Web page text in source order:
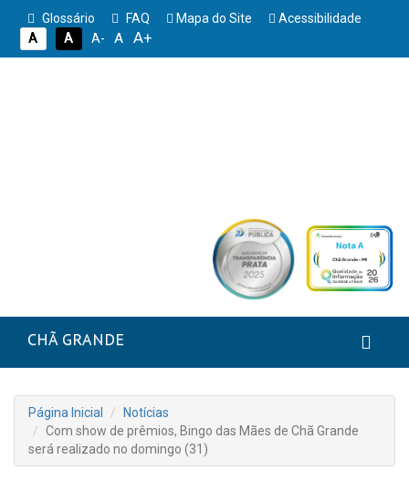
Glossário FAQ Mapa do Site
Acessibilidade
A
A A- A A+
CHÃ GRANDE
Página Inicial
Notícias
Com show de prêmios, Bingo das Mães de Chã Grande
será realizado no domingo (31)